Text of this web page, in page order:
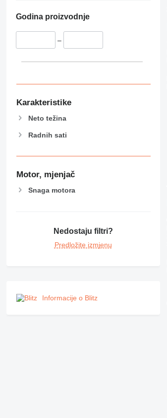
Godina proizvodnje
–
Karakteristike
Neto težina
Radnih sati
Motor, mjenjač
Snaga motora
Nedostaju filtri?
Predložite izmjenu
Informacije o Blitz